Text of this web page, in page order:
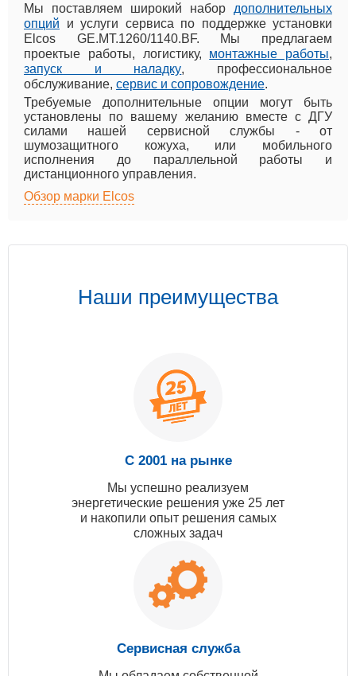
Мы поставляем широкий набор дополнительных
опций и услуги сервиса по поддержке установки
Elcos GE.MT.1260/1140.BF. Мы предлагаем
проектые работы, логистику, монтажные работы,
запуск и наладку, профессиональное
обслуживание, сервис и сопровождение.
Требуемые дополнительные опции могут быть
установлены по вашему желанию вместе с ДГУ
силами нашей сервисной службы - от
шумозащитного кожуха, или мобильного
исполнения до параллельной работы и
дистанционного управления.
Обзор марки Elcos
Наши преимущества
С 2001 на рынке
Мы успешно реализуем
энергетические решения уже 25 лет
и накопили опыт решения самых
сложных задач
Сервисная служба